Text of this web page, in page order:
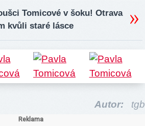
Tomicové v šoku! Otrava
kvůli staré lásce
Autor: tgb